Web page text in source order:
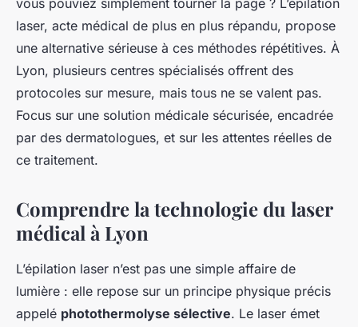
vous pouviez simplement tourner la page ? L’épilation
laser, acte médical de plus en plus répandu, propose
une alternative sérieuse à ces méthodes répétitives. À
Lyon, plusieurs centres spécialisés offrent des
protocoles sur mesure, mais tous ne se valent pas.
Focus sur une solution médicale sécurisée, encadrée
par des dermatologues, et sur les attentes réelles de
ce traitement.
Comprendre la technologie du laser
médical à Lyon
L’épilation laser n’est pas une simple affaire de
lumière : elle repose sur un principe physique précis
appelé photothermolyse sélective. Le laser émet